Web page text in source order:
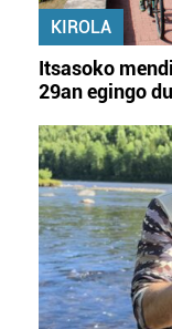
KIROLA
Itsasoko
29an egingo